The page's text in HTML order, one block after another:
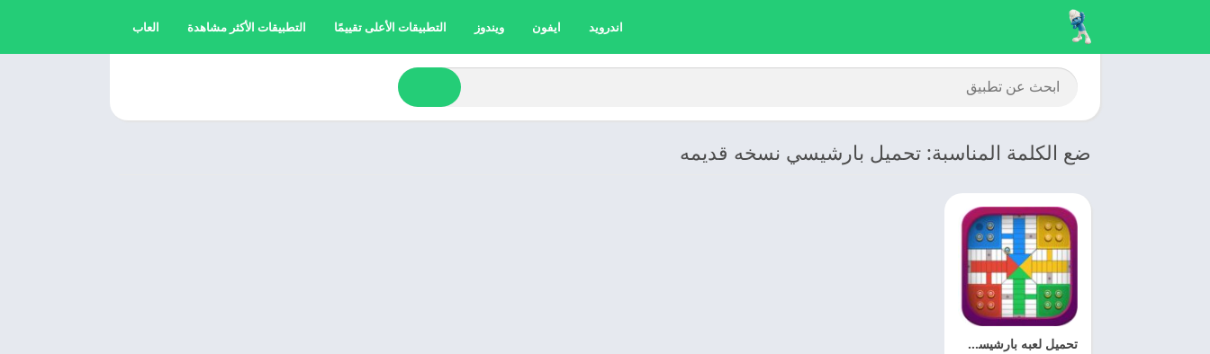
اندرويد ايفون ويندوز التطبيقات الأعلى تقييمًا التطبيقات الأكثر مشاهدة العاب
ضع الكلمة المناسبة: تحميل بارشيسي نسخه قديمه
تحميل لعبه بارشيسي 2025 Parchisi STAR مهكره اخر اصدار